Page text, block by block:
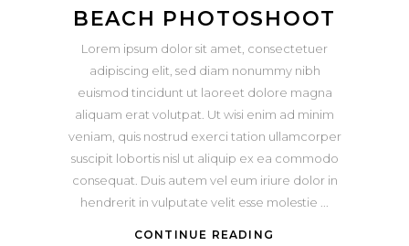
BEACH PHOTOSHOOT
Lorem ipsum dolor sit amet, consectetuer
adipiscing elit, sed diam nonummy nibh
euismod tincidunt ut laoreet dolore magna
aliquam erat volutpat. Ut wisi enim ad minim
veniam, quis nostrud exerci tation ullamcorper
suscipit lobortis nisl ut aliquip ex ea commodo
consequat. Duis autem vel eum iriure dolor in
hendrerit in vulputate velit esse molestie
CONTINUE READING